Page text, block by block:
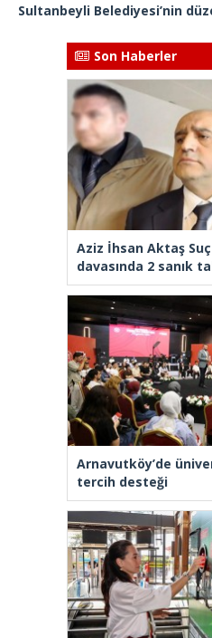
Son Haberler
Aziz İhsan Aktaş
davasında 2 sanık
Arnavutköy’de
tercih desteği